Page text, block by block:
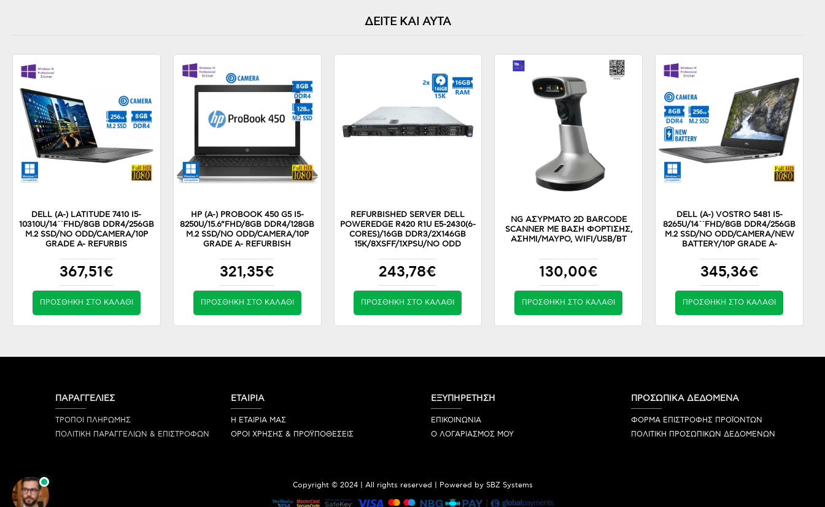
ΔΕΙΤΕ ΚΑΙ ΑΥΤΑ
DELL (A-) LATITUDE 7410 I5-
10310U/14``FHD/8GB DDR4/256GB
M.2 SSD/NO ODD/CAMERA/10P
GRADE A- REFURBIS
367,51€
ΠΡΟΣΘΉΚΗ ΣΤΟ ΚΑΛΆΘΙ
HP (A-) PROBOOK 450 G5 I5-
8250U/15.6”FHD/8GB DDR4/128GB
M.2 SSD/NO ODD/CAMERA/10P
GRADE A- REFURBISH
321,35€
ΠΡΟΣΘΉΚΗ ΣΤΟ ΚΑΛΆΘΙ
REFURBISHED SERVER DELL
POWEREDGE R420 R1U E5-2430(6-
CORES)/16GB DDR3/2X146GB
15K/8XSFF/1XPSU/NO ODD
243,78€
ΠΡΟΣΘΉΚΗ ΣΤΟ ΚΑΛΆΘΙ
NG ΑΣΥΡΜΑΤΟ 2D BARCODE
SCANNER ΜΕ ΒΑΣΗ ΦΟΡΤΙΣΗΣ,
ΑΣΗΜΙ/ΜΑΥΡΟ, WIFI/USB/BT
130,00€
ΠΡΟΣΘΉΚΗ ΣΤΟ ΚΑΛΆΘΙ
DELL (A-) VOSTRO 5481 I5-
8265U/14``FHD/8GB DDR4/256GB
M.2 SSD/NO ODD/CAMERA/NEW
BATTERY/10P GRADE A-
345,36€
ΠΡΟΣΘΉΚΗ ΣΤΟ ΚΑΛΆΘΙ
ΠΑΡΑΓΓΕΛΙΕΣ
ΤΡΟΠΟΙ ΠΛΗΡΩΜΗΣ
ΠΟΛΙΤΙΚΗ ΠΑΡΑΓΓΕΛΙΩΝ & ΕΠΙΣΤΡΟΦΩΝ
ΕΤΑΙΡΙΑ
Η ΕΤΑΙΡΙΑ ΜΑΣ
ΟΡΟΙ ΧΡΗΣΗΣ & ΠΡΟΫΠΟΘΕΣΕΙΣ
ΕΞΥΠΗΡΕΤΗΣΗ
ΕΠΙΚΟΙΝΩΝΙΑ
Ο ΛΟΓΑΡΙΑΣΜΟΣ ΜΟΥ
ΠΡΟΣΩΠΙΚΑ ΔΕΔΟΜΕΝΑ
ΦΟΡΜΑ ΕΠΙΣΤΡΟΦΗΣ ΠΡΟΪΟΝΤΩΝ
ΠΟΛΙΤΙΚΗ ΠΡΟΣΩΠΙΚΩΝ ΔΕΔΟΜΕΝΩΝ
Copyright © 2024 | All rights reserved | Powered by SBZ Systems